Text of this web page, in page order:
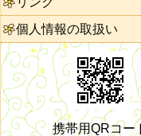
個人情報の取扱い
携帯用QRコー